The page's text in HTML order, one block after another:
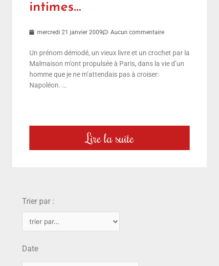
intimes…
mercredi 21 janvier 2009 Aucun commentaire
Un prénom démodé, un vieux livre et un crochet par la
Malmaison m’ont propulsée à Paris, dans la vie d’un
homme que je ne m’attendais pas à croiser:
Napoléon. …
Lire la suite
Trier par :
Date